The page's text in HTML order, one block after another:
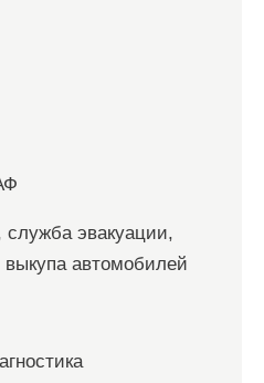
служба эвакуации,
выкупа автомобилей